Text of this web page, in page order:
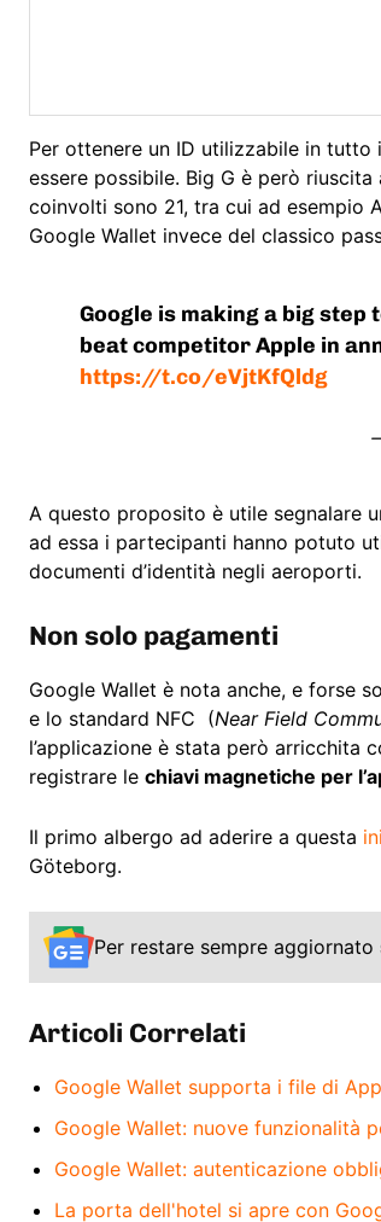
Per ottenere un ID utilizzabile in
essere possibile. Big G è però
coinvolti sono 21, tra cui ad
Google Wallet invece del classico
Google is making a big
beat competitor Apple in
https://t.co/eVjtKfQldg
A questo proposito è utile segnalare
ad essa i partecipanti hanno potuto
documenti d’identità negli aeroporti.
Non solo pagamenti
Google Wallet è nota anche, e forse
e lo standard NFC (Near Field
l’applicazione è stata però arricchita
registrare le chiavi magnetiche per
Il primo albergo ad aderire a questa
Göteborg.
Per restare sempre aggiornato
Articoli Correlati
Google Wallet supporta i file di
Google Wallet: nuove funzionalità
Google Wallet: autenticazione
La porta dell'hotel si apre con